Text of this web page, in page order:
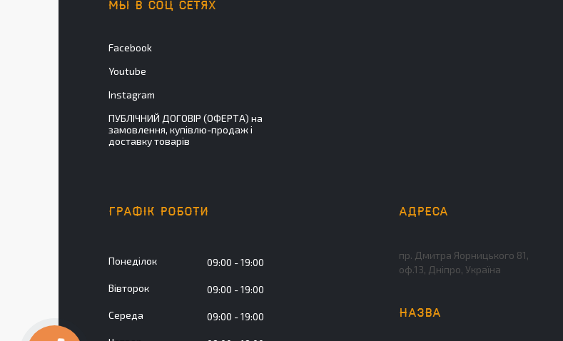
МЫ В СОЦ СЕТЯХ
Facebook
Youtube
Instagram
ПУБЛІЧНИЙ ДОГОВІР (ОФЕРТА) на
замовлення, купівлю-продаж і
доставку товарів
ГРАФІК РОБОТИ
Понеділок 09:00 19:00
Вівторок 09:00 19:00
Середа 09:00 19:00
пр. Дмитра Яорницького 81,
оф.13, Дніпро, Україна